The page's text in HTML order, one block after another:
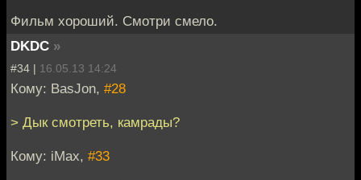
Фильм хороший. Смотри смело.
DKDC »
#34 | 16.05.13 14:24
Кому: BasJon, #28
> Дык смотреть, камрады?
Кому: iMax, #33